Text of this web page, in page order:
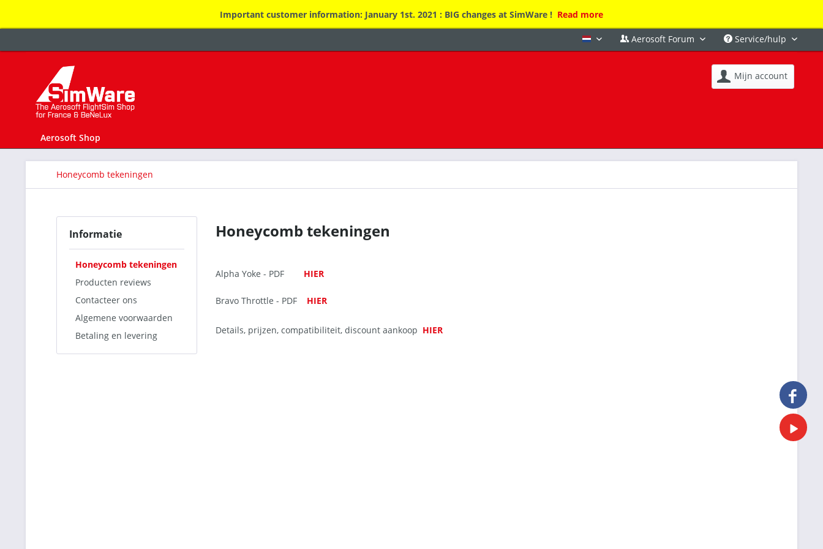
Important customer information: January 1st. 2021 : BIG changes at SimWare ! Read more
NederlandsAerosoft Forum Service/hulp
Mijn account
Aerosoft Shop
Honeycomb tekeningen
Informatie
Honeycomb tekeningen
Producten reviews
Contacteer ons
Algemene voorwaarden
Betaling en levering
Honeycomb tekeningen
Alpha Yoke - PDF HIER
Bravo Throttle - PDF HIER
Details, prijzen, compatibiliteit, discount aankoop HIER